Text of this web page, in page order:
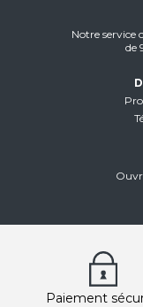
Notre service
de
Paiement